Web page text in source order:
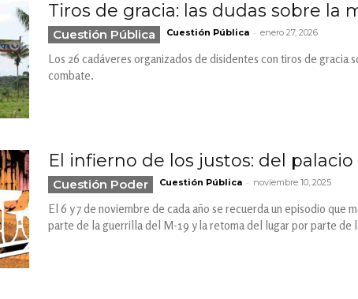
Tiros de gracia: las dudas sobre la
Cuestión Pública Cuestión Pública - enero 27, 2026
Los 26 cadáveres organizados de disidentes con tiros de gracia
combate.
El infierno de los justos: del palacio
Cuestión Poder Cuestión Pública - noviembre 10, 2025
El 6 y 7 de noviembre de cada año se recuerda un episodio
parte de la guerrilla del M-19 y la retoma del lugar por parte de